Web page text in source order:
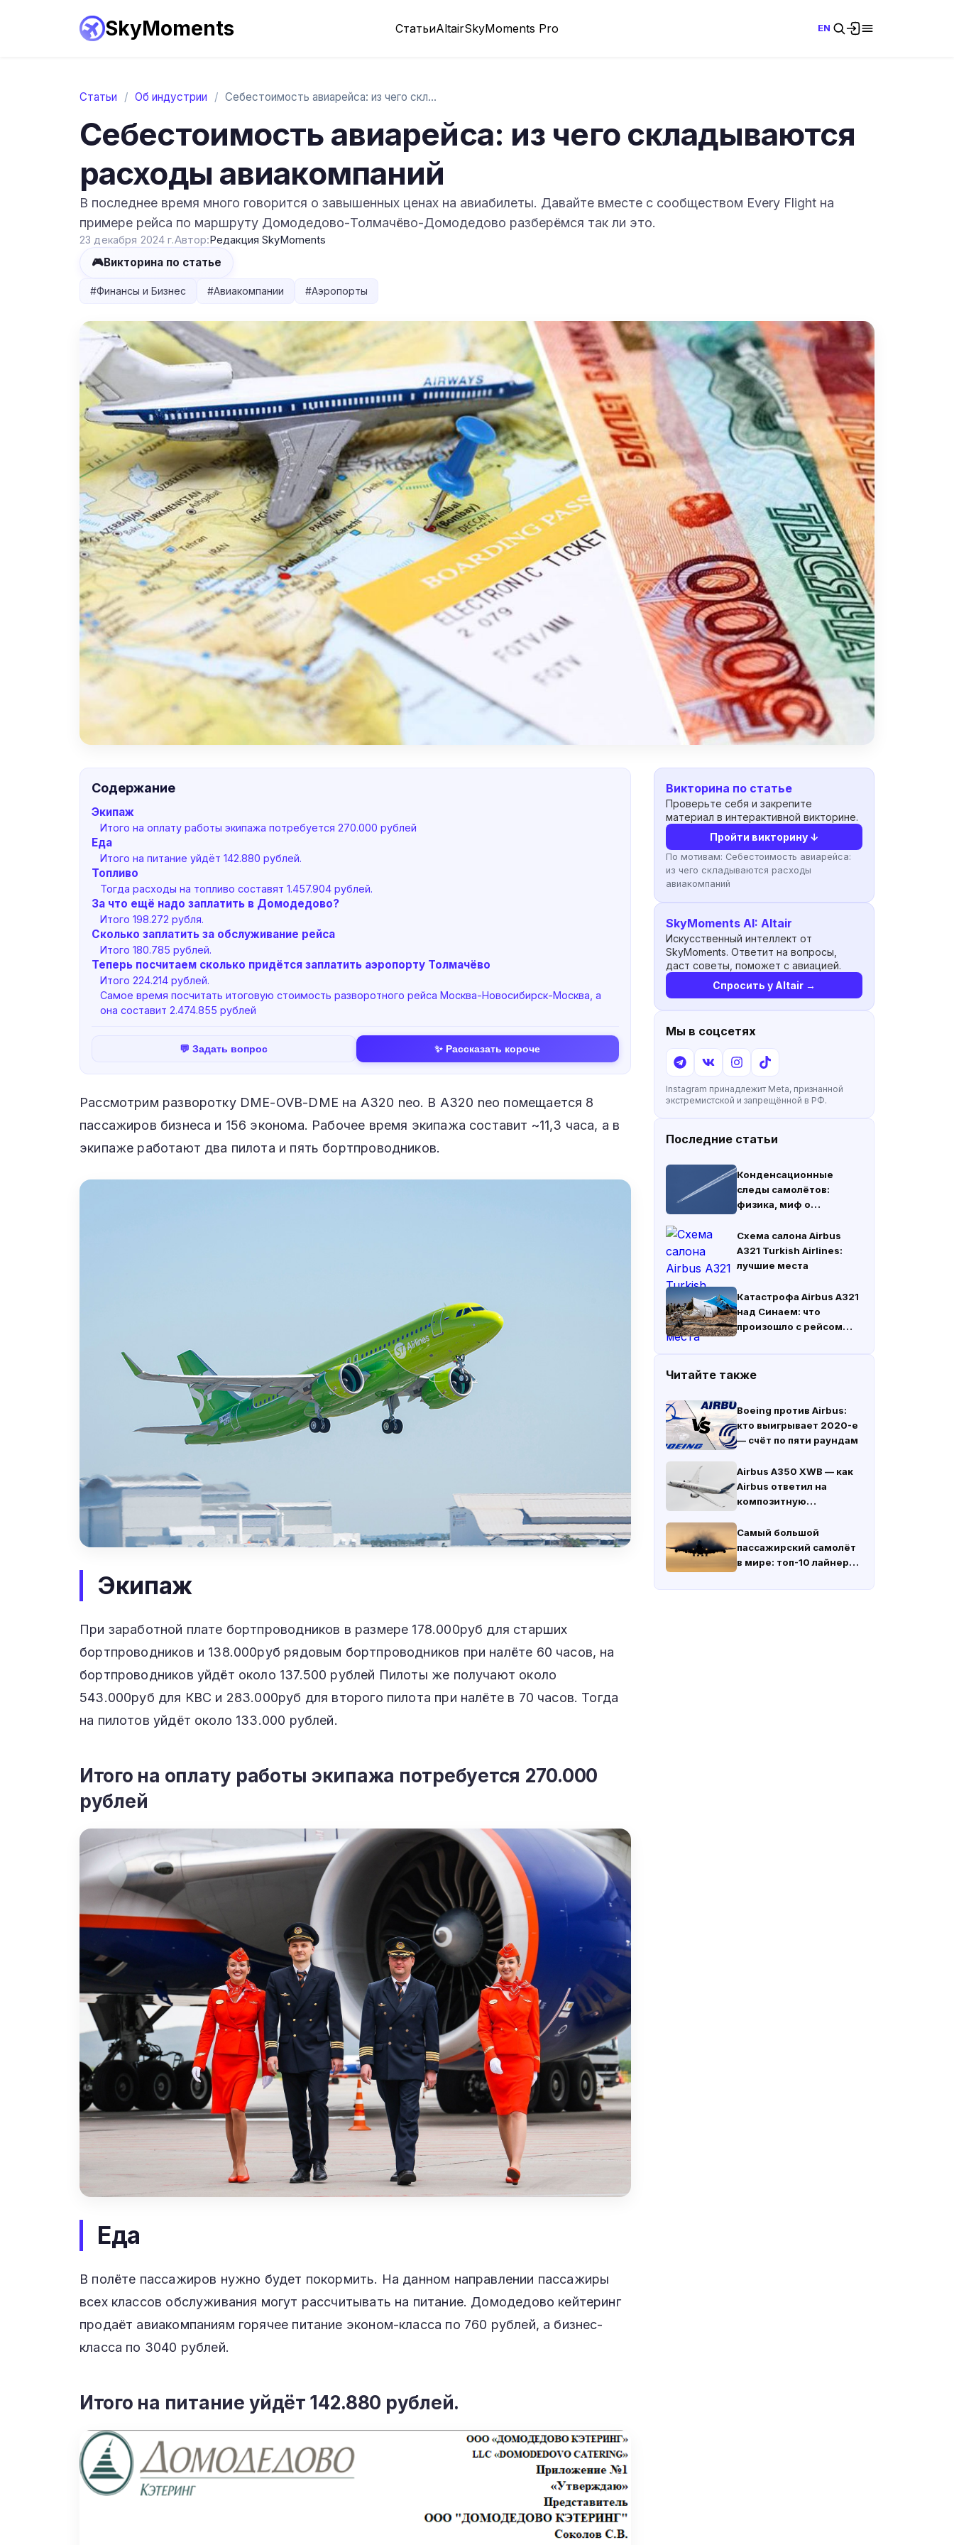
SkyMoments СтатьиAltairSkyMoments Pro EN
Статьи / Об индустрии / Себестоимость авиарейса: из чего складыв…
Себестоимость авиарейса: из чего складываются
расходы авиакомпаний
В последнее время много говорится о завышенных ценах на авиабилеты. Давайте вместе с сообществом Every Flight на
примере рейса по маршруту Домодедово-Толмачёво-Домодедово разберёмся так ли это.
23 декабря 2024 г.Автор:Редакция SkyMoments
🎮Викторина по статье
#Финансы и Бизнес #Авиакомпании #Аэропорты
Содержание
Экипаж
Итого на оплату работы экипажа потребуется 270.000 рублей
Еда
Итого на питание уйдёт 142.880 рублей.
Топливо
Тогда расходы на топливо составят 1.457.904 рублей.
За что ещё надо заплатить в Домодедово?
Итого 198.272 рубля.
Сколько заплатить за обслуживание рейса
Итого 180.785 рублей.
Теперь посчитаем сколько придётся заплатить аэропорту Толмачёво
Итого 224.214 рублей.
Самое время посчитать итоговую стоимость разворотного рейса Москва-Новосибирск-Москва, а
она составит 2.474.855 рублей
💬 Задать вопрос ✨ Рассказать короче
Рассмотрим разворотку DME-OVB-DME на A320 neo. В А320 neo помещается 8
пассажиров бизнеса и 156 эконома. Рабочее время экипажа составит ~11,3 часа, а в
экипаже работают два пилота и пять бортпроводников.
Экипаж
При заработной плате бортпроводников в размере 178.000руб для старших
бортпроводников и 138.000руб рядовым бортпроводников при налёте 60 часов, на
бортпроводников уйдёт около 137.500 рублей Пилоты же получают около
543.000руб для КВС и 283.000руб для второго пилота при налёте в 70 часов. Тогда
на пилотов уйдёт около 133.000 рублей.
Итого на оплату работы экипажа потребуется 270.000
рублей
Еда
В полёте пассажиров нужно будет покормить. На данном направлении пассажиры
всех классов обслуживания могут рассчитывать на питание. Домодедово кейтеринг
продаёт авиакомпаниям горячее питание эконом-класса по 760 рублей, а бизнес-
класса по 3040 рублей.
Итого на питание уйдёт 142.880 рублей.
Викторина по статье
Проверьте себя и закрепите
материал в интерактивной викторине.
Пройти викторину ↓
По мотивам: Себестоимость авиарейса:
из чего складываются расходы
авиакомпаний
SkyMoments AI: Altair
Искусственный интеллект от
SkyMoments. Ответит на вопросы,
даст советы, поможет с авиацией.
Спросить у Altair →
Мы в соцсетях
Instagram принадлежит Meta, признанной
экстремистской и запрещённой в РФ.
Последние статьи
Конденсационные
следы самолётов:
физика, миф о
Схема салона Airbus
A321 Turkish Airlines:
лучшие места
Катастрофа Airbus A321
над Синаем: что
произошло с рейсом
Читайте также
Boeing против Airbus:
кто выигрывает 2020-е
— счёт по пяти раундам
Airbus A350 XWB — как
Airbus ответил на
композитную
Самый большой
пассажирский самолёт
в мире: топ-10 лайнеров